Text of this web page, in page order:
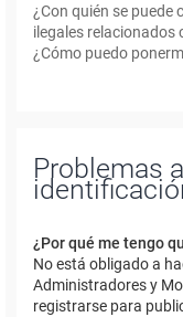
¿Con quién se
ilegales relacionados
¿Cómo puedo
Problemas
¿Por qué me tengo
No está obligado a
Administradores y
registrarse para